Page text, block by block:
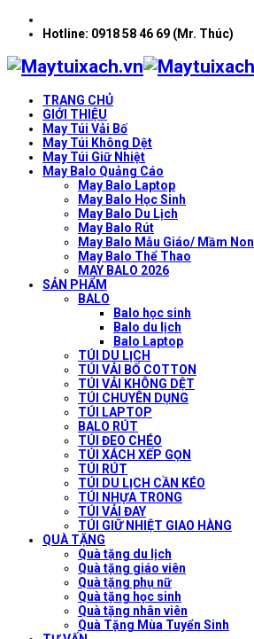
Hotline: 0918 58 46 69 (Mr. Thúc)
TRANG CHỦ
GIỚI THIỆU
May Túi Vải Bố
May Túi Không Dệt
May Túi Giữ Nhiệt
May Balo Quảng Cáo
May Balo Laptop
May Balo Học Sinh
May Balo Du Lịch
May Balo Rút
May Balo Mẫu Giáo/ Mầm Non
May Balo Thể Thao
MAY BALO 2026
SẢN PHẨM
BALO
Balo học sinh
Balo du lịch
Balo Laptop
TÚI DU LỊCH
TÚI VẢI BỐ COTTON
TÚI VẢI KHÔNG DỆT
TÚI CHUYÊN DỤNG
TÚI LAPTOP
BALO RÚT
TÚI ĐEO CHÉO
TÚI XÁCH XẾP GỌN
TÚI RÚT
TÚI DU LỊCH CẦN KÉO
TÚI NHỰA TRONG
TÚI VẢI ĐAY
TÚI GIỮ NHIỆT GIAO HÀNG
QUÀ TẶNG
Quà tặng du lịch
Quà tặng giáo viên
Quà tặng phụ nữ
Quà tặng học sinh
Quà tặng nhân viên
Quà Tặng Mùa Tuyển Sinh